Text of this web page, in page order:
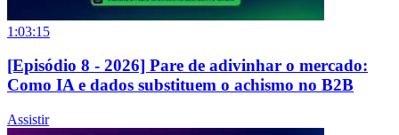
1:03:15
[Episódio 8 - 2026] Pare de adivinhar o mercado:
Como IA e dados substituem o achismo no B2B
Assistir